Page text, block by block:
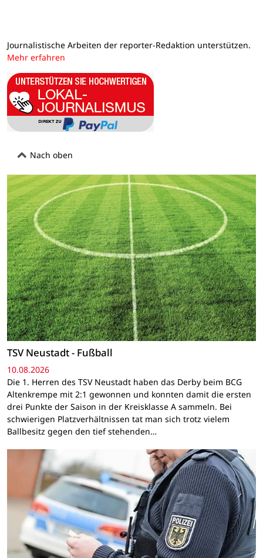
Journalistische Arbeiten der reporter-Redaktion unterstützen.
Mehr erfahren
Nach oben
TSV Neustadt - Fußball
10.08.2026
Die 1. Herren des TSV Neustadt haben das Derby beim BCG
Altenkrempe mit 2:1 gewonnen und konnten damit die ersten
drei Punkte der Saison in der Kreisklasse A sammeln. Bei
schwierigen Platzverhältnissen tat man sich trotz vielem
Ballbesitz gegen den tief stehenden…